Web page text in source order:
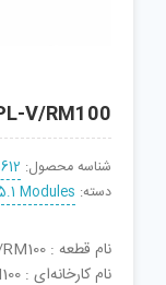
V/RM100
شناسه محصول:
دسته: Modules
نام قطعه : RN4678APL-V/RM100
نام کارخانه‌ای : RN4678APL-V/RM100